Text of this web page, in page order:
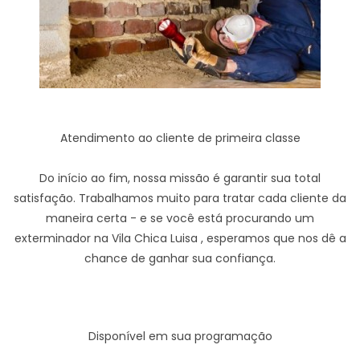
Atendimento ao cliente de primeira classe
Do início ao fim, nossa missão é garantir sua total
satisfação. Trabalhamos muito para tratar cada cliente da
maneira certa - e se você está procurando um
exterminador na Vila Chica Luisa , esperamos que nos dê a
chance de ganhar sua confiança.
Disponível em sua programação